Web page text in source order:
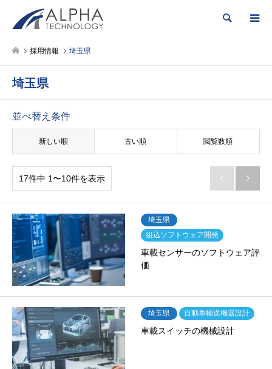
検索
採用情報 埼玉県
埼玉県
並べ替え条件
新しい順 古い順 閲覧数順
17件中 1〜10件を表示  
埼玉県
組込ソフトウェア開発
車載センサーのソフトウェア評
価
埼玉県 自動車輸送機器設計
車載スイッチの機械設計